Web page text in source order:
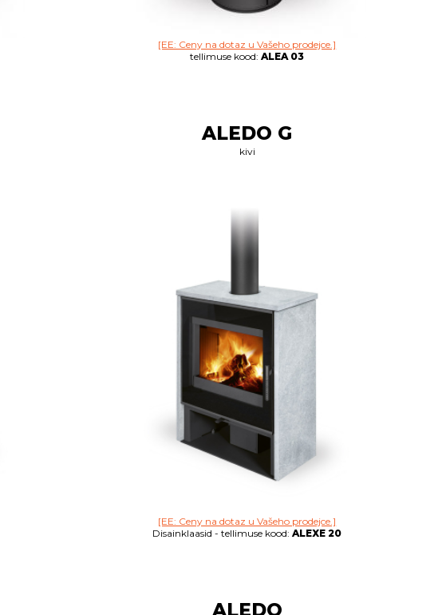
[EE: Ceny na dotaz u Vašeho prodejce.]
tellimuse kood:ALEA 03
ALEDO G
kivi
[EE: Ceny na dotaz u Vašeho prodejce.]
Disainklaasid - tellimuse kood:ALEXE 20
ALEDO